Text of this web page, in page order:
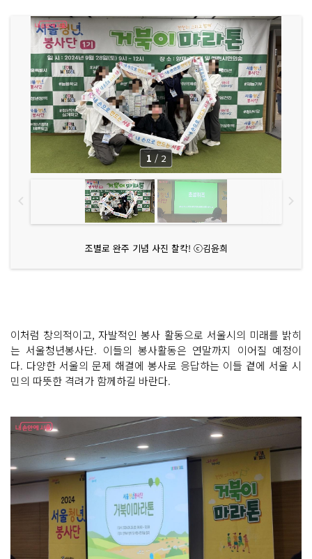
조별로 완주 기념 사진 찰칵! ⓒ김윤희
1 / 2
이처럼 창의적이고, 자발적인 봉사 활동으로 서울시의 미래를 밝히
는 서울청년봉사단. 이들의 봉사활동은 연말까지 이어질 예정이
다. 다양한 서울의 문제 해결에 봉사로 응답하는 이들 곁에 서울 시
민의 따뜻한 격려가 함께하길 바란다.